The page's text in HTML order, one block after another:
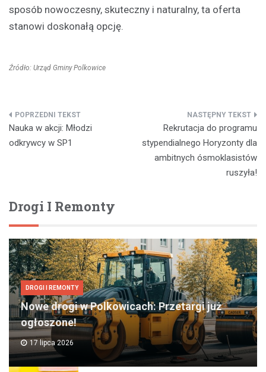
sposób nowoczesny, skuteczny i naturalny, ta oferta
stanowi doskonałą opcję.
Źródło: Urząd Gminy Polkowice
Nawigacja
wpisu
Nauka w akcji: Młodzi
odkrywcy w SP1
Rekrutacja do programu
stypendialnego Horyzonty dla
ambitnych ósmoklasistów
ruszyła!
Drogi I Remonty
DROGI I REMONTY
Nowe drogi w Polkowicach: Przetargi już
ogłoszone!
17 lipca 2026